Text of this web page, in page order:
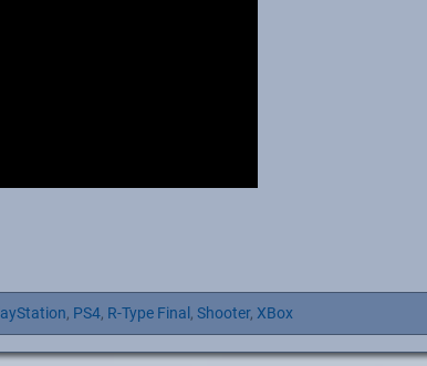
, PS4, R-Type Final , Shooter, XBox